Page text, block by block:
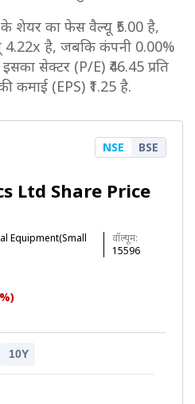
शेयर का फेस वैल्यू ₹5.00 है,
4.22x है, जबकि कंपनी 0.00%
सेक्टर (P/E) ₹46.45 प्रति
कमाई (EPS) ₹1.25 है.
Ltd Share Price
Equipment(Small
वॉल्यूम:
15596
NSE BSE
10Y